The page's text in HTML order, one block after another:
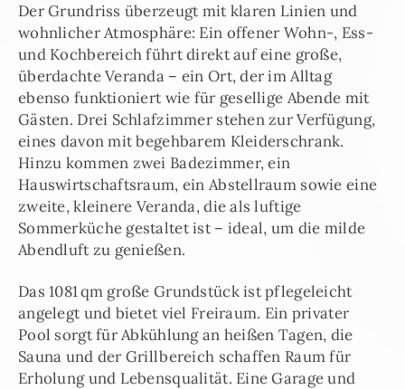
Der Grundriss überzeugt mit klaren Linien und
wohnlicher Atmosphäre: Ein offener Wohn-, Ess-
und Kochbereich führt direkt auf eine große,
überdachte Veranda – ein Ort, der im Alltag
ebenso funktioniert wie für gesellige Abende mit
Gästen. Drei Schlafzimmer stehen zur Verfügung,
eines davon mit begehbarem Kleiderschrank.
Hinzu kommen zwei Badezimmer, ein
Hauswirtschaftsraum, ein Abstellraum sowie eine
zweite, kleinere Veranda, die als luftige
Sommerküche gestaltet ist – ideal, um die milde
Abendluft zu genießen.
Das 1081 qm große Grundstück ist pflegeleicht
angelegt und bietet viel Freiraum. Ein privater
Pool sorgt für Abkühlung an heißen Tagen, die
Sauna und der Grillbereich schaffen Raum für
Erholung und Lebensqualität. Eine Garage und